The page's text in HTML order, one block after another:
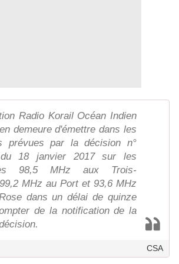
Radio Korail Océan Indien
demeure d'émettre dans les
prévues par la décision n°
du 18 janvier 2017 sur les
98,5 MHz aux Trois-
MHz au Port et 93,6 MHz
dans un délai de quinze
de la notification de la
CSA